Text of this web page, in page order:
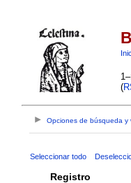
(
Opciones de búsqueda y
Seleccionar todo
Registro